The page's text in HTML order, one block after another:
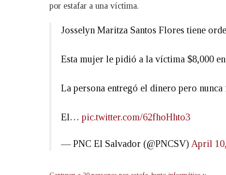
por estafar a una víctima.
Josselyn Maritza Santos Flores tiene
Esta mujer le pidió a la víctima $8,000
La persona entregó el dinero pero
El… pic.twitter.com/62fhoHhto3
— PNC El Salvador (@PNCSV) April